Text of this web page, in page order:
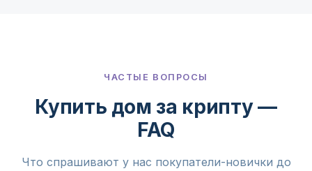
ЧАСТЫЕ ВОПРОСЫ
Купить дом за крипту —
FAQ
Что спрашивают у нас покупатели-новички до